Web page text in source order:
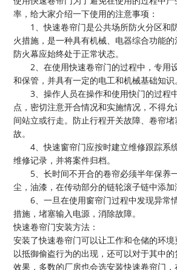
率，给大家介绍一下使用的注意事项：
1 、快速卷帘门是公共场所防火分区和
火措施，是一种具有机械、电器综合功能
防火幕应始终处于正常状态。
2、在使用快速卷帘门的过程中，专用
和保管，并具有一定的电工和机械基础知识。
3、操作人员在操作和使用快门的过程
点，密切注意开合情况和实施情况，不得
间站立或行走。防止行程开关故障、卷帘
故。
4、快速窗帘门应按时建立维修跟踪系
维修记录，并将案件归档。
5、长时间不开合的卷帘必须半年保养
尘，油漆，在传动部分的链轮滚子链中添加
6、一旦在使用窗帘门过程中发现异常
措施，堵塞输入电源，消除故障。
快速卷帘门安装方法：
安装了快速卷帘门可以让工作和仓储的环
以抵御偷盗行为的出现，还可以对于其中
效果，多数的厂房也会选安装快速卷帘门